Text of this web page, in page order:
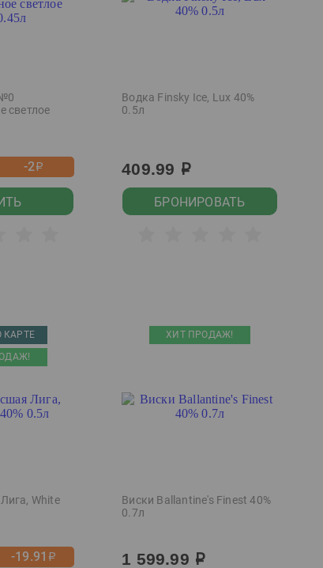
светлое
-2р
Водка Finsky Ice, Lux 40%
0.5л
409.99 р
БРОНИРОВАТЬ
КАРТЕ
White
-19.91 р
ХИТ ПРОДАЖ!
Виски Ballantine's Finest 40%
0.7л
1 599.99 р